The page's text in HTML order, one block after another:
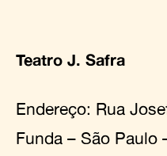
Teatro J. Safra
Endereço: Rua
Funda – São Paulo